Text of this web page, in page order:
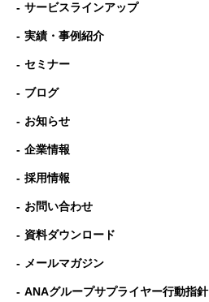
サービスラインアップ
実績・事例紹介
セミナー
ブログ
お知らせ
企業情報
採用情報
お問い合わせ
資料ダウンロード
メールマガジン
ANAグループサプライヤー行動指針